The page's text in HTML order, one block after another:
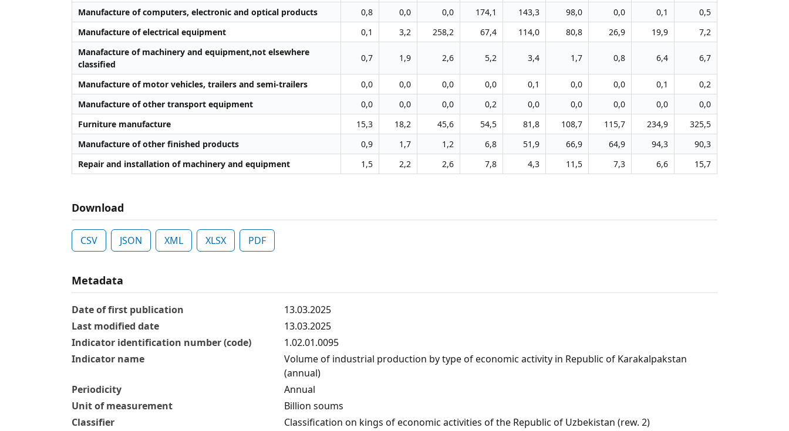
Manufacture of computers, electronic and optical products 0,8 0,0 0,0 174,1 143,3 98,0 0,0 0,1
0,5
Manufacture of electrical equipment
0,1 3,2 258,2 67,4 114,0 80,8 26,9 19,9
7,2
Manafacture of machinery and equipment,not elsewhere
classified
0,7 1,9 2,6 5,2 3,4 1,7 0,8 6,4 6,7
Manufacture of motor vehicles, trailers and semi-trailers 0,0 0,0 0,0 0,0 0,1 0,0 0,0 0,1
0,2
Manufacture of other transport equipment
0,0 0,0 0,0 0,2 0,0 0,0 0,0 0,0
0,0
Furniture manufacture
15,3 18,2 45,6 54,5 81,8 108,7 115,7 234,9
325,5
Manufacture of other finished products
0,9 1,7 1,2 6,8 51,9 66,9 64,9 94,3
90,3
Repair and installation of machinery and equipment
1,5 2,2 2,6 7,8 4,3 11,5 7,3 6,6 15,7
Download
CSV JSON XML XLSX PDF
Metadata
Date of first publication
13.03.2025
Last modified date
13.03.2025
Indicator identification number (code)
1.02.01.0095
Indicator name
Volume of industrial production by type of economic activity in Republic of Karakalpakstan
(annual)
Periodicity
Annual
Unit of measurement
Billion soums
Classifier
Classification on kings of economic activities of the Republic of Uzbekistan (rew. 2)